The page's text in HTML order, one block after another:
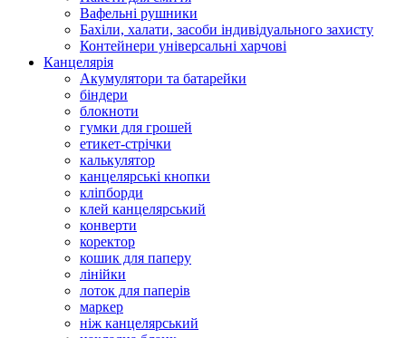
Вафельні рушники
Бахіли, халати, засоби індивідуального захисту
Контейнери універсальні харчові
Канцелярія
Акумулятори та батарейки
біндери
блокноти
гумки для грошей
етикет-стрічки
калькулятор
канцелярські кнопки
кліпборди
клей канцелярський
конверти
коректор
кошик для паперу
лінійки
лоток для паперів
маркер
ніж канцелярський